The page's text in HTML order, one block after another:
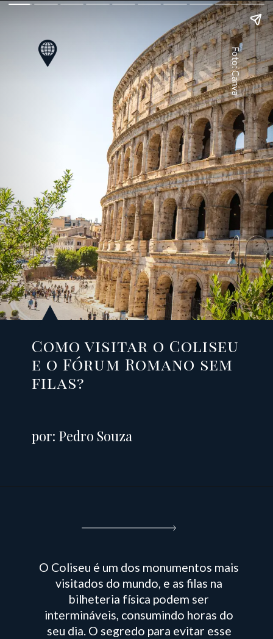
Como visitar o Coliseu
e o Fórum Romano sem
filas?
por: Pedro Souza
Foto: Canva
O Coliseu é um dos monumentos mais
visitados do mundo, e as filas na
bilheteria física podem ser
intermináveis, consumindo horas do
seu dia. O segredo para evitar esse